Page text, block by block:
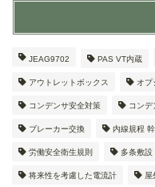
JEAG9702 PAS VT内蔵
アウトレットボックス オプ
コンデンサ安全対策 コンデ
ブレーカー交換 内線規程
労働安全衛生規則 多条敷設
将来性を考慮した電流計 屋